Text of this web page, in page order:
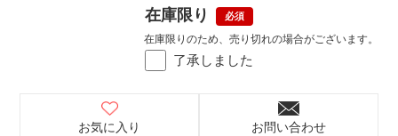
在庫限り
了承しました
在庫限りのため、売り切れの場合がございます。
お気に入り お問い合わせ